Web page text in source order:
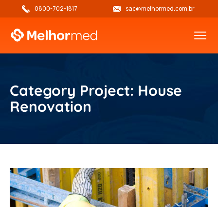
0800-702-1817 sac@melhormed.com.br
Category Project: House
Renovation